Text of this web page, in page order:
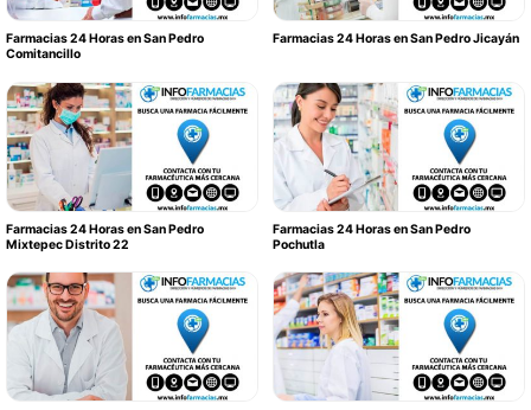
Farmacias 24 Horas en San Pedro
Comitancillo
Farmacias 24 Horas en San Pedro Jicayán
Farmacias 24 Horas en San Pedro
Mixtepec Distrito 22
Farmacias 24 Horas en San Pedro
Pochutla